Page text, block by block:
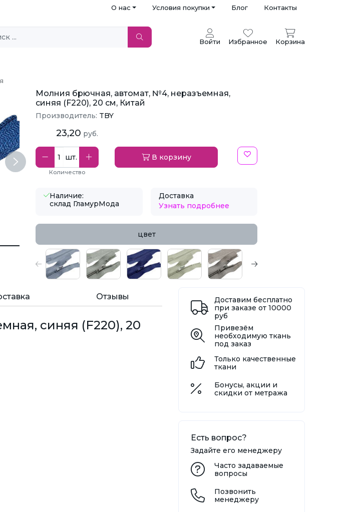
О нас Условия покупки Блог Контакты
Войти Избранное Корзина
Next
Молния брючная, автомат, №4, неразъемная,
синяя (F220), 20 см, Китай
Производитель: TBY
23,20 руб.
шт.
Количество
В корзину
Наличие:
склад ГламурМода
Доставка
Узнать подробнее
цвет
Отзывы
синяя (F220), 20
Доставим бесплатно
при заказе от 10000
руб
Привезём
необходимую ткань
под заказ
Только качественные
ткани
Бонусы, акции и
скидки от метража
Есть вопрос?
Задайте его менеджеру
Часто задаваемые
вопросы
Позвонить
менеджеру